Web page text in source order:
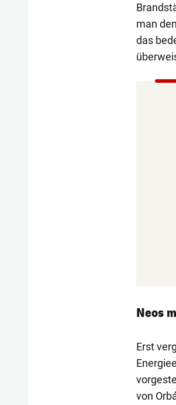
man
das
Neos
Erst
von